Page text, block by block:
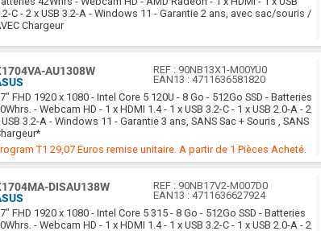
C - 2 x USB 3.2-A - Windows 11 - Garantie 2 ans, avec sac/souris /
Chargeur
AU1308W
REF : 90NB13X1-M00YU0
EAN13 : 4711636581820
FHD 1920 x 1080 - Intel Core 5 120U - 8 Go - 512Go SSD - Batteries
- Webcam HD - 1 x HDMI 1.4 - 1 x USB 3.2-C - 1 x USB 2.0-A - 2
USB 3.2-A - Windows 11 - Garantie 3 ans, SANS Sac + Souris , SANS
T1 29,07 Euros remise unitaire. A partir de 1 Pièces Acheté.
DISAU138W
REF : 90NB17V2-M007D0
EAN13 : 4711636627924
FHD 1920 x 1080 - Intel Core 5 315 - 8 Go - 512Go SSD - Batteries
- Webcam HD - 1 x HDMI 1.4 - 1 x USB 3.2-C - 1 x USB 2.0-A - 2